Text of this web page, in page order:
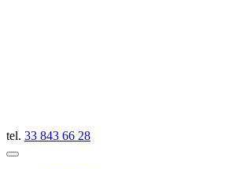
tel. 33 843 66 28